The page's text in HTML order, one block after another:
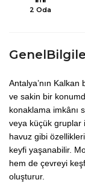
2 Oda
Antalya’nın
ve sakin bir
konaklama imkânı
veya küçük gruplar
havuz gibi
keyfi yaşanabilir.
hem de çevreyi
oluşturur.